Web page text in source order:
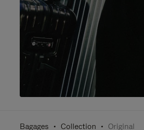
Bagages Collection Original